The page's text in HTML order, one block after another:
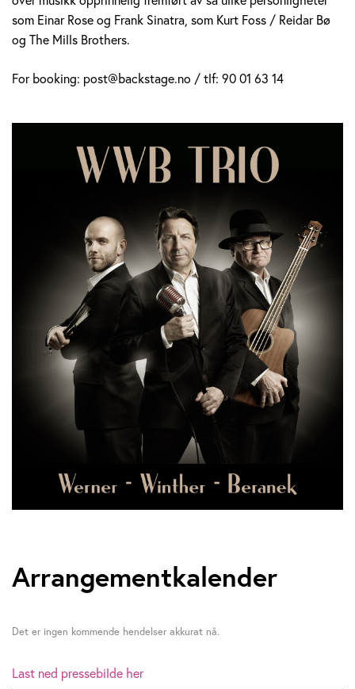
som Einar Rose og Frank Sinatra, som Kurt Foss / Reidar Bø
og The Mills Brothers.
For booking: post@backstage.no / tlf: 90 01 63 14
Arrangementkalender
Det er ingen kommende hendelser akkurat nå.
Last ned pressebilde her